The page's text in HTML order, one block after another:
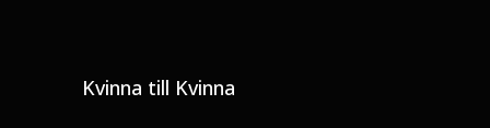
Kvinna till Kvinna